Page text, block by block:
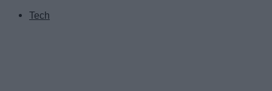
Tech